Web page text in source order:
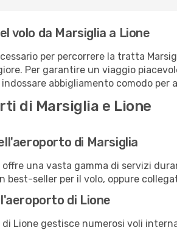
volo da Marsiglia a Lione
per percorrere la tratta
Per garantire un viaggio
abbigliamento comodo
di Marsiglia e Lione
di Marsiglia
offre una vasta gamma di servizi
best-seller per il volo, oppure
di Lione
di Lione gestisce numerosi voli